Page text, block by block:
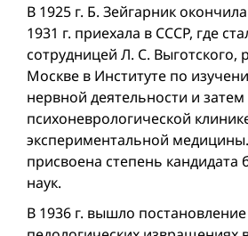
В 1925 г. Б. Зейгарник
1931 г. приехала в СССР, где
сотрудницей Л. С. Выготского,
Москве в Институте по
нервной деятельности и затем
психоневрологической
экспериментальной
присвоена степень кандидата
наук.
В 1936 г. вышло